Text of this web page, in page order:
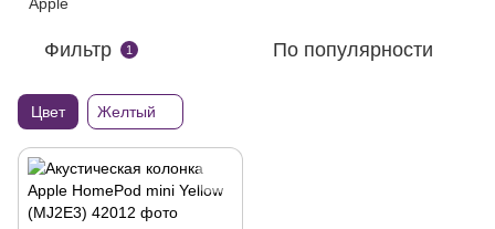
Фильтр 1 По популярности
Цвет Желтый